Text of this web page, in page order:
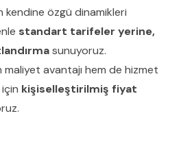
kendine özgü dinamikleri
standart tarifeler yerine,
sunuyoruz.
maliyet avantajı hem de hizmet
kişiselleştirilmiş fiyat